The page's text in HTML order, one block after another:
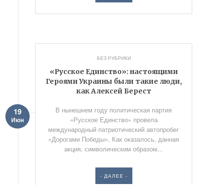
БЕЗ РУБРИКИ
«Русское Единство»: настоящими
Героями Украины были такие люди,
как Алексей Берест
19
Июн
В нынешнем году политическая партия
«Русское Единство» провела
международный патриотический автопробег
«Дорогами Победы». Как оказалось, данная
акция, символическим образом...
- ДАЛЕЕ -